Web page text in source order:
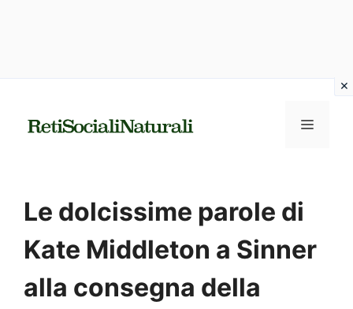
MENU
Le dolcissime parole di
Kate Middleton a Sinner
alla consegna della